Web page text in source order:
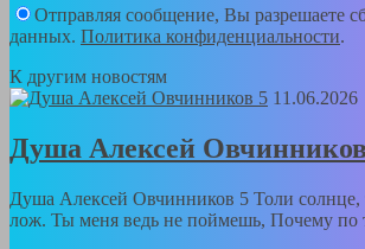
Отправляя сообщение, Вы разрешаете
данных. Политика конфиденциальности.
К другим новостям
11.06.2026
Душа Алексей
Душа Алексей Овчинников 5 Толи солнце,
лож. Ты меня ведь не поймешь, Почему по